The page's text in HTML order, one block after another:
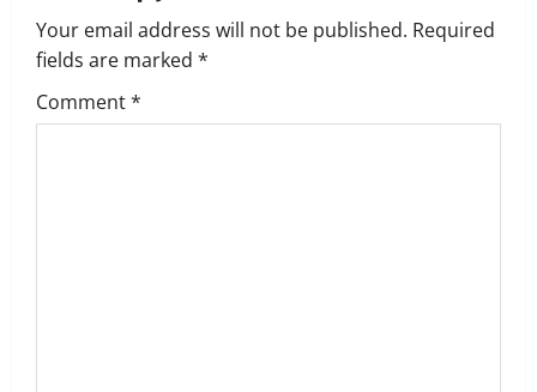
i
g
Your email address will not be published. Required
fields are marked *
Comment*